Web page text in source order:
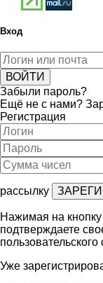
Вход
Забыли пароль?
Ещё не с нами?
Регистрация
рассылку
Нажимая на
подтверждаете
Уже